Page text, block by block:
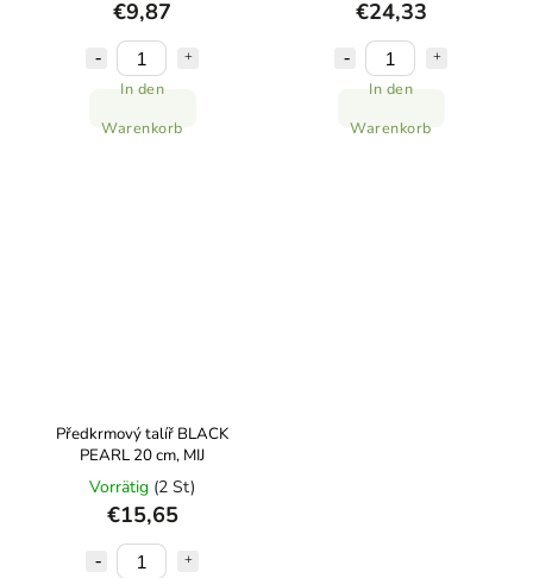
€9,87
In den
Warenkorb
€24,33
In den
Warenkorb
Předkrmový talíř BLACK
PEARL 20 cm, MIJ
Vorrätig (2 St)
€15,65